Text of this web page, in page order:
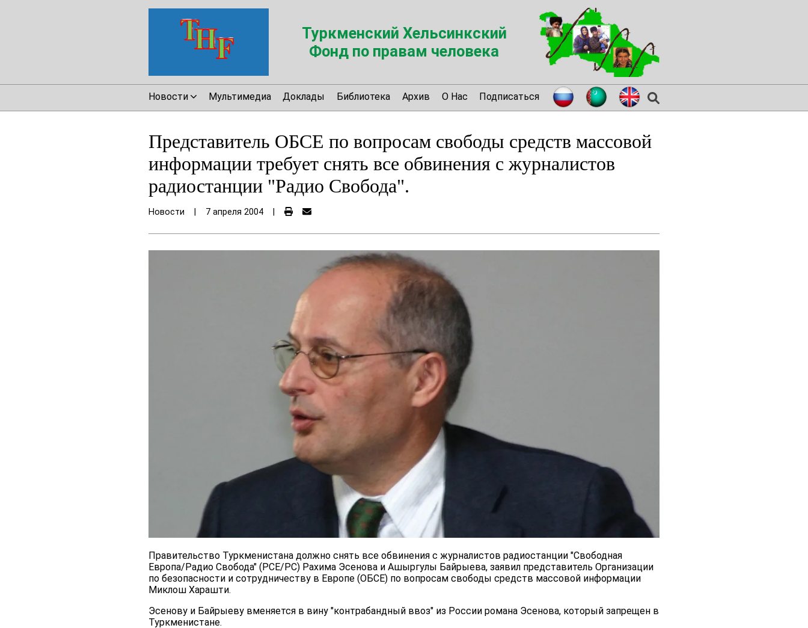
Туркменский Хельсинкский
Фонд по правам человека
Новости Мультимедиа Доклады Библиотека Архив О Нас Подписаться
Представитель ОБСЕ по вопросам свободы средств массовой
информации требует снять все обвинения с журналистов
радиостанции "Радио Свобода".
Новости 7 апреля 2004
Правительство Туркменистана должно снять все обвинения с журналистов радиостанции "Свободная
Европа/Радио Свобода" (РСЕ/РС) Рахима Эсенова и Ашыргулы Байрыева, заявил представитель Организации
по безопасности и сотрудничеству в Европе (ОБСЕ) по вопросам свободы средств массовой информации
Миклош Харашти.
Эсенову и Байрыеву вменяется в вину "контрабандный ввоз" из России романа Эсенова, который запрещен в
Туркменистане.